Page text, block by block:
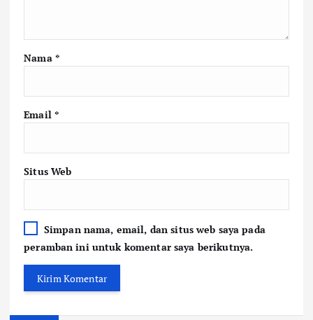
Nama *
Email *
Situs Web
Simpan nama, email, dan situs web saya pada
peramban ini untuk komentar saya berikutnya.